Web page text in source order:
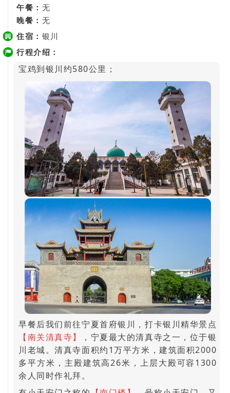
午餐： 无
晚餐： 无
住宿： 银川
行程介绍：
宝鸡到银川约580公里；
早餐后我们前往宁夏首府银川，打卡银川精华景点
【南关清真寺】
，宁夏最大的清真寺之一，位于银
川老城。清真寺面积约1万平方米，建筑面积2000
多平方米，主殿建筑高26米，上层大殿可容1300
余人同时作礼拜。